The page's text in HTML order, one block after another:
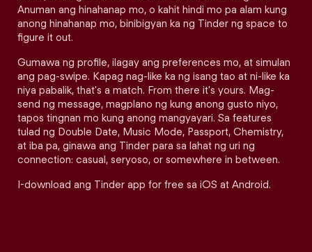
Anuman ang hinahanap mo, o kahit hindi mo pa alam kung
anong hinahanap mo, binibigyan ka ng Tinder ng space to
figure it out.
Gumawa ng profile, ilagay ang preferences mo, at simulan
ang pag-swipe. Kapag nag-like ka ng isang tao at ni-like ka
niya pabalik, that's a match. From there it's yours. Mag-
send ng message, magplano ng kung anong gusto niyo,
tapos tingnan mo kung anong mangyayari. Sa features
tulad ng Double Date, Music Mode, Passport, Chemistry,
at iba pa, ginawa ang Tinder para sa lahat ng uri ng
connection: casual, seryoso, or somewhere in between.
I-download ang Tinder app for free sa iOS at Android.